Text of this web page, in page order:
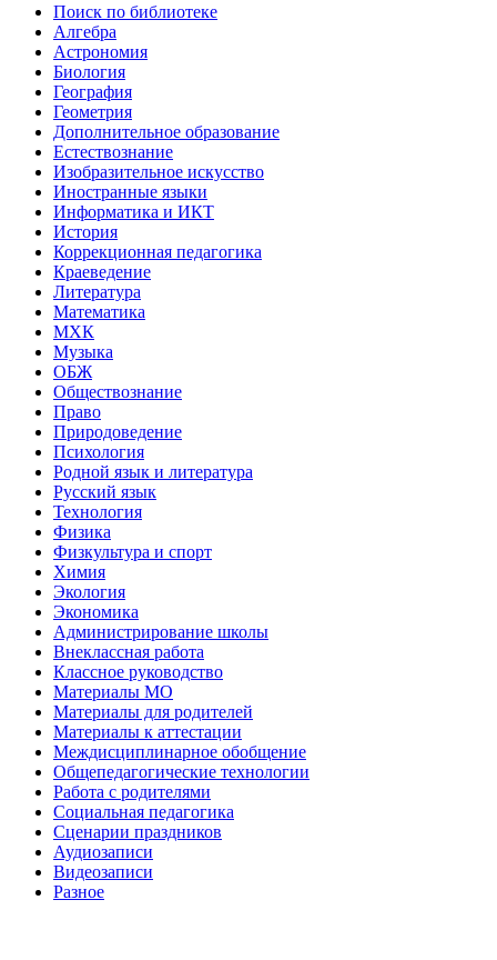
Поиск по библиотеке
Алгебра
Астрономия
Биология
География
Геометрия
Дополнительное образование
Естествознание
Изобразительное искусство
Иностранные языки
Информатика и ИКТ
История
Коррекционная педагогика
Краеведение
Литература
Математика
МХК
Музыка
ОБЖ
Обществознание
Право
Природоведение
Психология
Родной язык и литература
Русский язык
Технология
Физика
Физкультура и спорт
Химия
Экология
Экономика
Администрирование школы
Внеклассная работа
Классное руководство
Материалы МО
Материалы для родителей
Материалы к аттестации
Междисциплинарное обобщение
Общепедагогические технологии
Работа с родителями
Социальная педагогика
Сценарии праздников
Аудиозаписи
Видеозаписи
Разное